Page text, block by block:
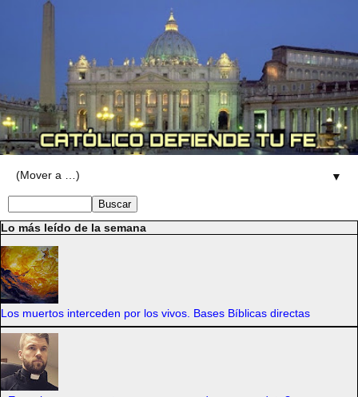
▼
Lo más leído de la semana
Los muertos interceden por los vivos. Bases Bíblicas directas